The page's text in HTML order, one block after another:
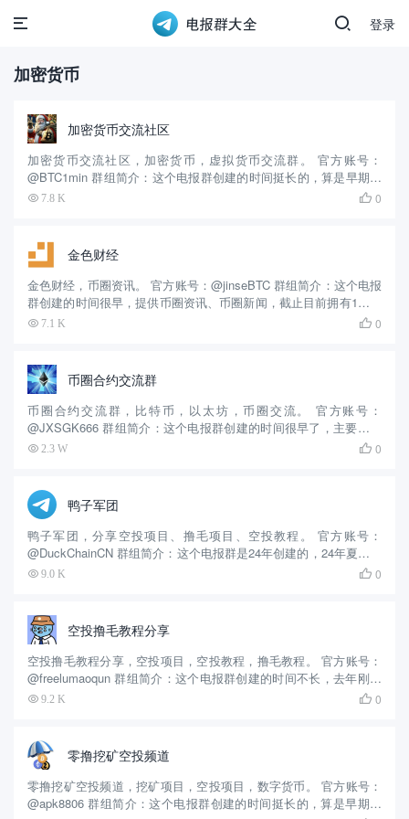
登录
加密货币
加密货币交流社区
加密货币交流社区，加密货币，虚拟货币交流群。 官方账号：
@BTC1min 群组简介：这个电报群创建的时间挺长的，算是早期的
加密群之一，提供币圈交流、分享、讨论，截止目前拥有2万余人关
7.8 K  0
金色财经
金色财经，币圈资讯。 官方账号：@jinseBTC 群组简介：这个电报
群创建的时间很早，提供币圈资讯、币圈新闻，截止目前拥有1万余
人关注。 这款Telegram群组均为免费使用。
7.1 K  0
币圈合约交流群
币圈合约交流群，比特币，以太坊，币圈交流。 官方账号：
@JXSGK666 群组简介：这个电报群创建的时间很早了，主要提供
币圈交流、合约交流，截止目前拥有1万余人关注。 这款Telegram
2.3 W  0
鸭子军团
鸭子军团，分享空投项目、撸毛项目、空投教程。 官方账号：
@DuckChainCN 群组简介：这个电报群是24年创建的，24年夏季正
值空投热潮，很多人参与了空投撸毛，这个群也是那个时候创建
9.0 K  0
空投撸毛教程分享
空投撸毛教程分享，空投项目，空投教程，撸毛教程。 官方账号：
@freelumaoqun 群组简介：这个电报群创建的时间不长，去年刚刚
创建的，用户体量不大，但是每天会分享优质的空投项目和教程，
9.2 K  0
零撸挖矿空投频道
零撸挖矿空投频道，挖矿项目，空投项目，数字货币。 官方账号：
@apk8806 群组简介：这个电报群创建的时间挺长的，算是早期的